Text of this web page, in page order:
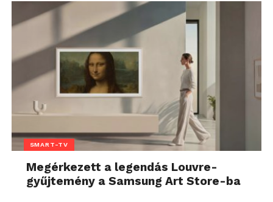
SMART-TV
Megérkezett a legendás Louvre-
gyűjtemény a Samsung Art Store-ba